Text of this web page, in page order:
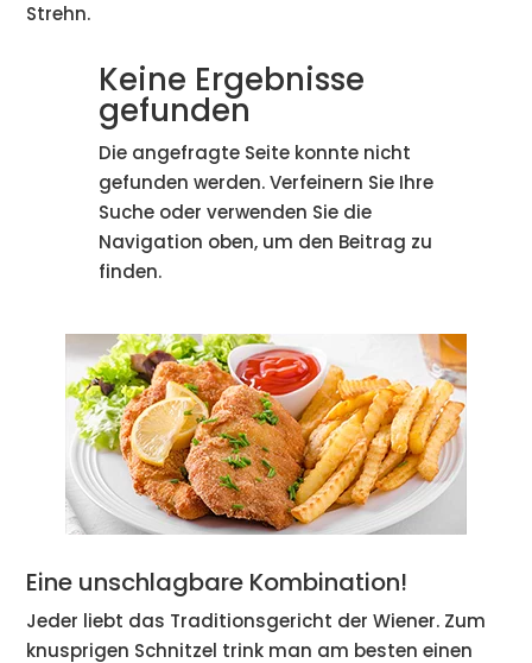
Strehn.
Keine Ergebnisse
gefunden
Die angefragte Seite konnte nicht
gefunden werden. Verfeinern Sie Ihre
Suche oder verwenden Sie die
Navigation oben, um den Beitrag zu
finden.
Eine unschlagbare Kombination!
Jeder liebt das Traditionsgericht der Wiener. Zum
knusprigen Schnitzel trink man am besten einen